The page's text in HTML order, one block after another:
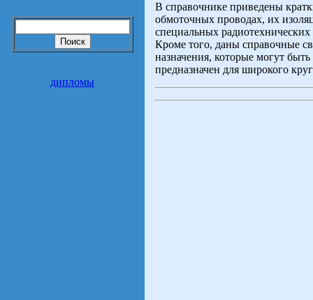
дипломы
В справочнике приведены
обмоточных проводах, их
специальных
Кроме того, даны справочные
назначения, которые могут
предназначен для широкого